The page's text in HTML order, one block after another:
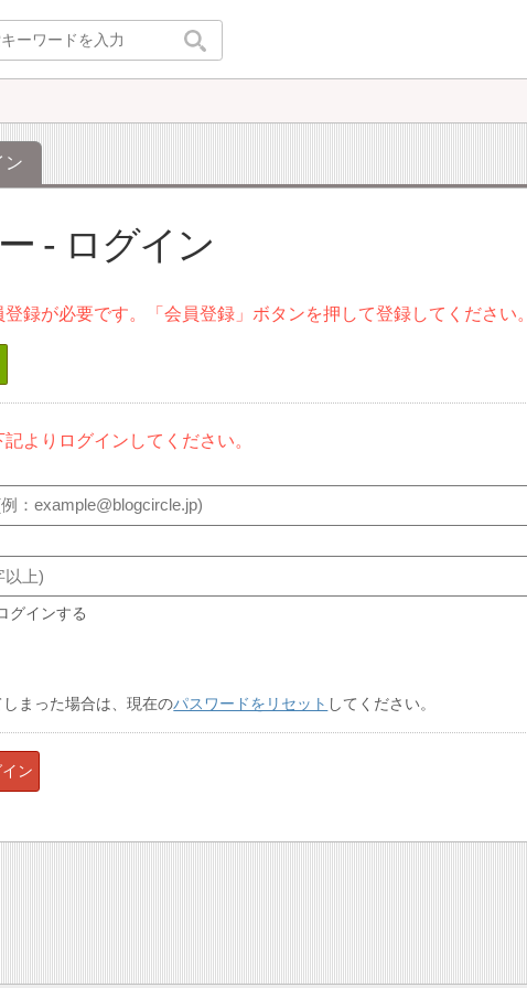
ン
- ログイン
録が必要です。「会員登録」ボタンを押して登録してください。
よりログインしてください。
グインする
まった場合は、現在のパスワードをリセット してください。
ン